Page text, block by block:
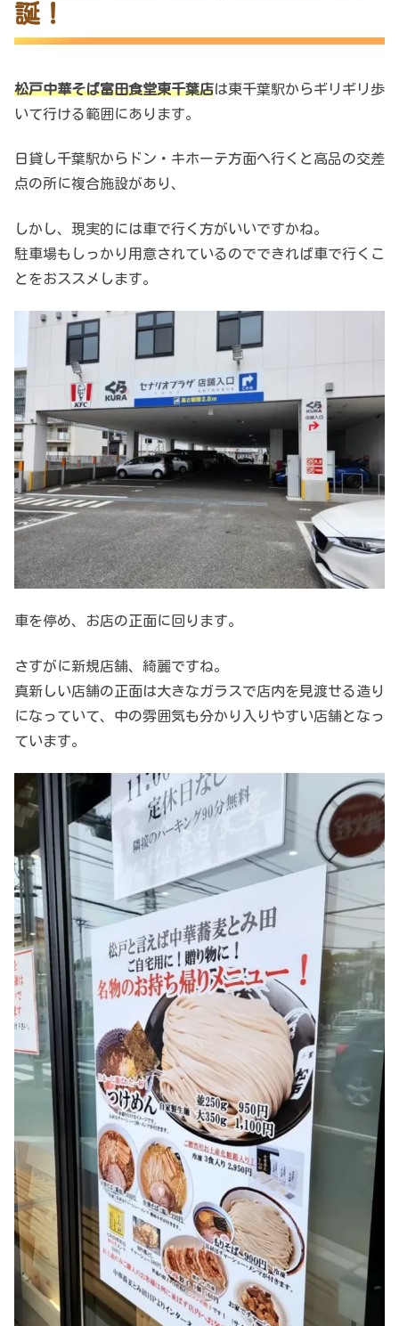
誕！
松戸中華そば富田食堂東千葉店は東千葉駅からギリギリ歩
いて行ける範囲にあります。
日貸し千葉駅からドン・キホーテ方面へ行くと高品の交差
点の所に複合施設があり、
しかし、現実的には車で行く方がいいですかね。
駐車場もしっかり用意されているのでできれば車で行くこ
とをおススメします。
車を停め、お店の正面に回ります。
さすがに新規店舗、綺麗ですね。
真新しい店舗の正面は大きなガラスで店内を見渡せる造り
になっていて、中の雰囲気も分かり入りやすい店舗となっ
ています。